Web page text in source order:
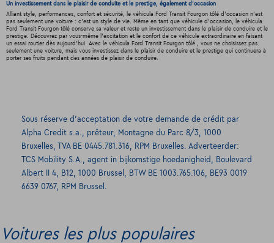
Un investissement dans le plaisir de conduite et le prestige, également d'occasion
Alliant style, performances, confort et sécurité, le véhicula Ford Transit Fourgon tôlé d'occasion n'est
pas seulement une voiture : c'est un style de vie. Même en tant que véhicule d'occasion, le véhicula
Ford Transit Fourgon tôlé conserve sa valeur et reste un investissement dans le plaisir de conduire et le
prestige. Découvrez par vous-même l'excitation et le confort de ce véhicule extraordinaire en faisant
un essai routier dès aujourd'hui. Avec le véhicula Ford Transit Fourgon tôlé , vous ne choisissez pas
seulement une voiture, mais vous investissez dans le plaisir de conduire et le prestige qui continuera à
porter ses fruits pendant des années de plaisir de conduire.
Sous réserve d’acceptation de votre demande de crédit par
Alpha Credit s.a., prêteur, Montagne du Parc 8/3, 1000
Bruxelles, TVA BE 0445.781.316, RPM Bruxelles. Adverteerder:
TCS Mobility S.A., agent in bijkomstige hoedanigheid, Boulevard
Albert II 4, B12, 1000 Brussel, BTW BE 1003.765.106, BE93 0019
6639 0767, RPM Brussel.
Voitures les plus populaires